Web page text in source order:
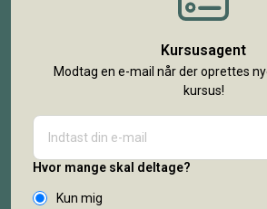
Kursusagent
Modtag en e-mail når der oprettes
kursus!
Hvor mange skal deltage?
Kun mig